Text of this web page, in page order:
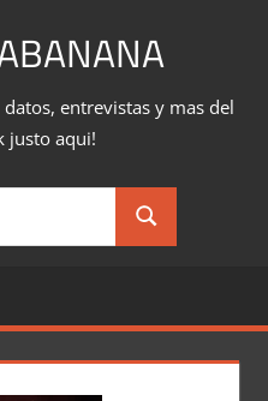
entrevistas y mas del
justo aqui!
Buscar